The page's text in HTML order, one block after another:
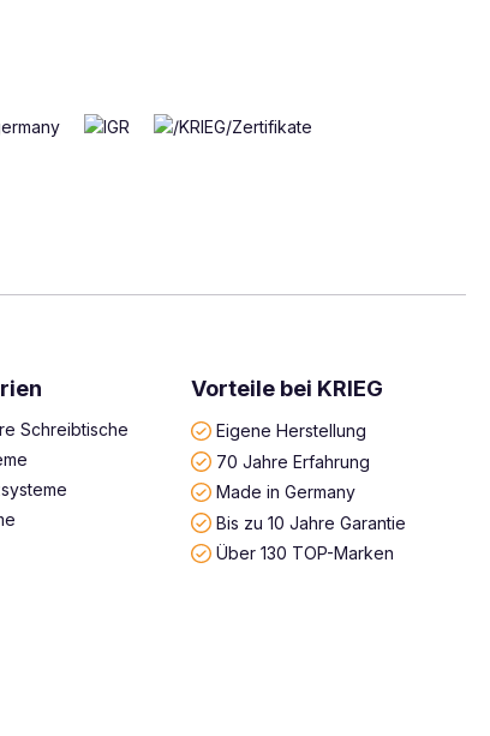
Schreibtische
Vorteile bei KRIEG
Eigene Herstellung
70 Jahre Erfahrung
Made in Germany
Bis zu 10 Jahre Garantie
Über 130 TOP-Marken